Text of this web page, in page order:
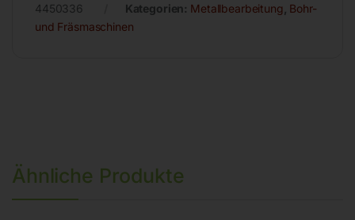
4450336
Kategorien: Metallbearbeitung Bohr-
und Fräsmaschinen
Ähnliche Produkte